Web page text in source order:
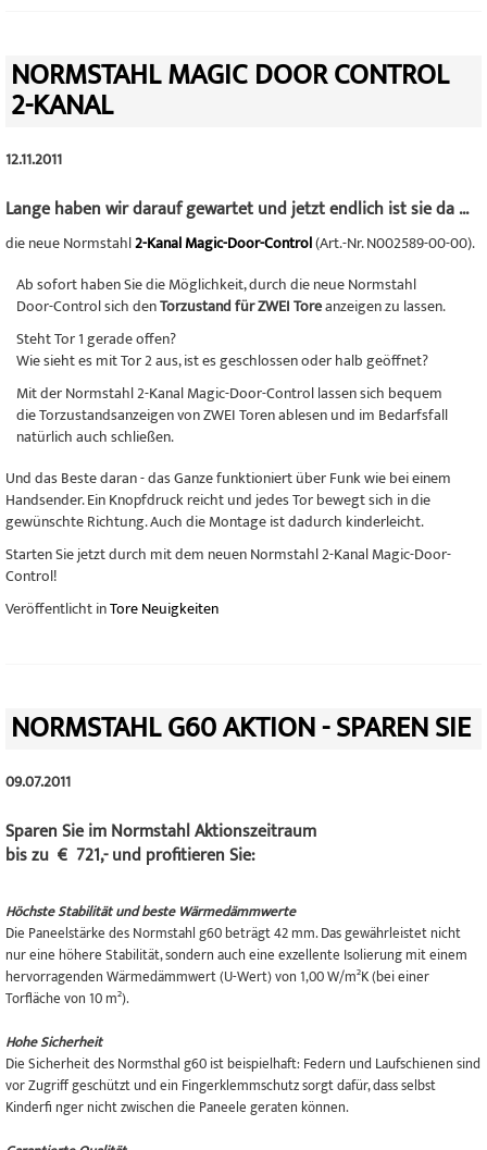
NORMSTAHL MAGIC DOOR CONTROL
2-KANAL
12.11.2011
Lange haben wir darauf gewartet und jetzt endlich ist sie da ...
die neue Normstahl2-Kanal Magic-Door-Control(Art.-Nr. N002589-00-00).
Ab sofort haben Sie die Möglichkeit, durch die neue Normstahl
Door-Control sich denTorzustand für ZWEIToreanzeigen zu lassen.
Steht Tor 1 gerade offen?
Wie sieht es mit Tor 2 aus, ist es geschlossen oder halb geöffnet?
Mit der Normstahl 2-Kanal Magic-Door-Control lassen sich bequem
die Torzustandsanzeigen von ZWEI Toren ablesen und im Bedarfsfall
natürlich auch schließen.
Und das Beste daran - das Ganze funktioniert über Funk wie bei einem
Handsender. Ein Knopfdruck reicht und jedes Tor bewegt sich in die
gewünschte Richtung. Auch die Montage ist dadurch kinderleicht.
Starten Sie jetzt durch mit dem neuen Normstahl 2-Kanal Magic-Door-
Control!
Veröffentlicht inTore Neuigkeiten
NORMSTAHL G60 AKTION - SPAREN SIE
09.07.2011
Sparen Sie im Normstahl Aktionszeitraum
bis zu € 721,- und profitieren Sie:
Höchste Stabilität und beste Wärmedämmwerte
Die Paneelstärke des Normstahl g60 beträgt 42 mm. Dasgewährleistet nicht
nur eine höhere Stabilität,sondern auch eine exzellente Isolierungmit einem
hervorragenden Wärmedämmwert (U-Wert) von 1,00 W/m²K (bei einer
Torfläche von 10 m²).
Hohe Sicherheit
Die Sicherheit des Normsthal g60 ist beispielhaft: Federn und Laufschienen sind
vor Zugriff geschütztund ein Fingerklemmschutz sorgt dafür,dass selbst
Kinderfi nger nicht zwischen die Paneele geraten können.